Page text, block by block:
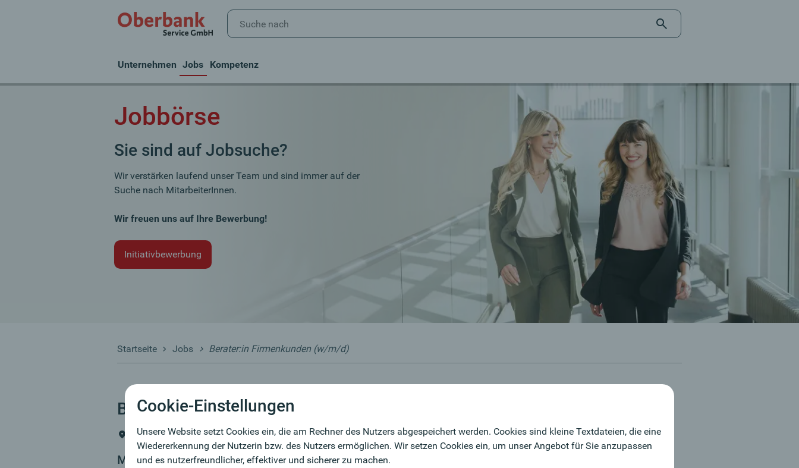
Unternehmen Jobs Kompetenz
Jobbörse
Sie sind auf Jobsuche?
Wir verstärken laufend unser Team und sind immer auf der
Suche nach MitarbeiterInnen.
Wir freuen uns auf Ihre Bewerbung!
Initiativbewerbung
Startseite Jobs Berater:in Firmenkunden (w/m/d)
Berater:in Firmenkunden (w/m/d)
Potsdam
MY JOB
Mareike Knorr
+49 911 / 723 67 - 16
Cookie-Einstellungen
Unsere Website setzt Cookies ein, die am Rechner des Nutzers abgespeichert werden. Cookies sind kleine Textdateien, die eine
Wiedererkennung der Nutzerin bzw. des Nutzers ermöglichen. Wir setzen Cookies ein, um unser Angebot für Sie anzupassen
und es nutzerfreundlicher, effektiver und sicherer zu machen.